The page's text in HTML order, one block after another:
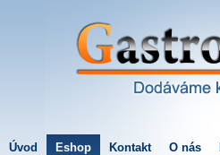
Úvod Eshop Kontakt O nás